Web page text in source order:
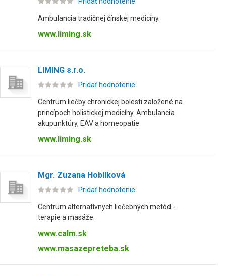
Ambulancia tradičnej čínskej medicíny.
www.liming.sk
LIMING s.r.o.
Pridať hodnotenie
Centrum liečby chronickej bolesti založené na
princípoch holistickej medicíny. Ambulancia
akupunktúry, EAV a homeopatie
www.liming.sk
Mgr. Zuzana Hoblíková
Pridať hodnotenie
Centrum alternatívnych liečebných metód -
terapie a masáže.
www.calm.sk
www.masazepreteba.sk